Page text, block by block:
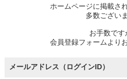
ホームページに掲載さ
多数ござい
お手数です
会員登録フォームより
メールアドレス（ログインID）